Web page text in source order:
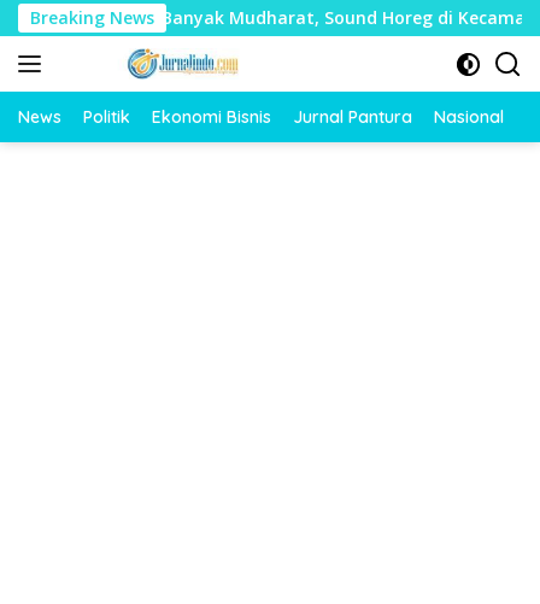
Langsung
ke
konten
Breaking NewsBanyak Mudharat, Sound Horeg di Kecamatan
News Politik Ekonomi Bisnis Jurnal Pantura Nasional